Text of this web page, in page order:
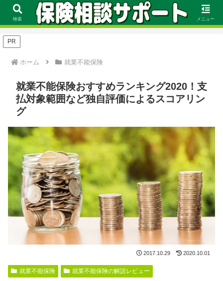
FP資格を持つ保険のプロが保険の選び方や見直し方、評価基準に基づくおす
すめをランキング形式で徹底解説！
PR
ホーム 就業不能保険
就業不能保険おすすめランキング2020！支
払対象範囲など独自評価によるスコアリン
グ
2017.10.29 2020.10.01
就業不能保険 就業不能保険の解説レビュー
検索 メニュー